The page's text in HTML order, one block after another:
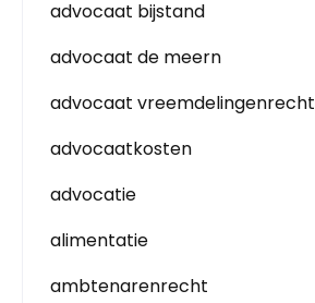
advocaat bijstand
advocaat de meern
advocaat vreemdelingenrecht
advocaatkosten
advocatie
alimentatie
ambtenarenrecht